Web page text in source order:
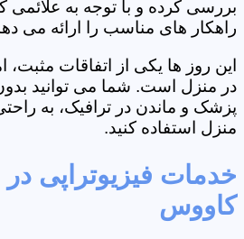
بررسی کرده و با توجه به علائمی
راهکار های مناسب را ارائه می
این روز ها یکی از اتفاقات مثبت،
در منزل است. شما می توانید
پزشک و ماندن در ترافیک، به
منزل استفاده کنید.
خدمات فیزیوتراپی در
کاووس